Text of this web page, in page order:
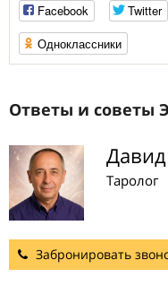
Facebook
Twitter
Одноклассники
Ответы и советы
Таролог
Забронировать